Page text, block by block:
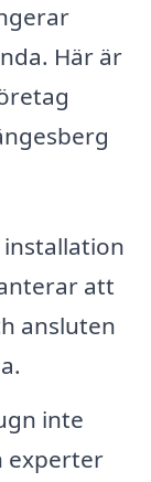
Här är
att
ansluten
inte
experter